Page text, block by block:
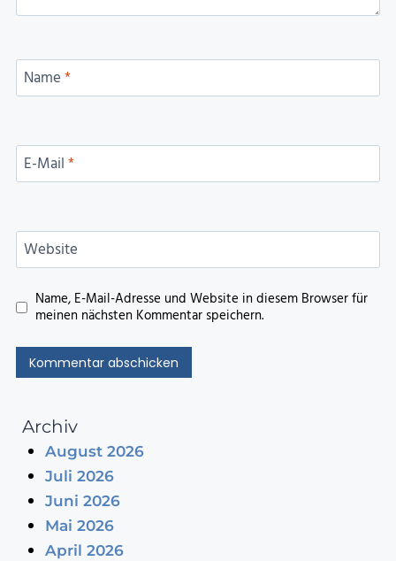
Name*
E-Mail*
Website
Name, E-Mail-Adresse und Website in diesem Browser für
meinen nächsten Kommentar speichern.
Archiv
August 2026
Juli 2026
Juni 2026
Mai 2026
April 2026